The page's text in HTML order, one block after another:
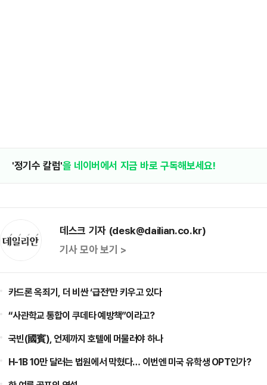
'정기수 칼럼'을 네이버에서 지금 바로 구독해보세요!
데스크 기자 (desk@dailian.co.kr)
기사 모아 보기 >
카드론 옥죄기, 더 비싼 ‘급전’만 키우고 있다
“사관학교 통합이 쿠데타 예방책”이라고?
국빈(國賓), 언제까지 호텔에 머물러야 하나
H-1B 10만 달러는 법원에서 막혔다… 이번엔 미국 유학생 OPT인가?